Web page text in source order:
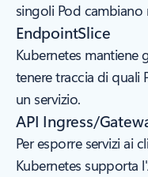
singoli Pod cambiano
EndpointSlice
Kubernetes mantiene
tenere traccia di quali
un servizio.
API Ingress/
Per esporre servizi ai
Kubernetes supporta